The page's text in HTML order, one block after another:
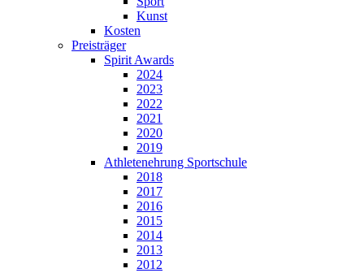
Kunst
Kosten
Preisträger
Spirit Awards
2024
2023
2022
2021
2020
2019
Athletenehrung Sportschule
2018
2017
2016
2015
2014
2013
2012